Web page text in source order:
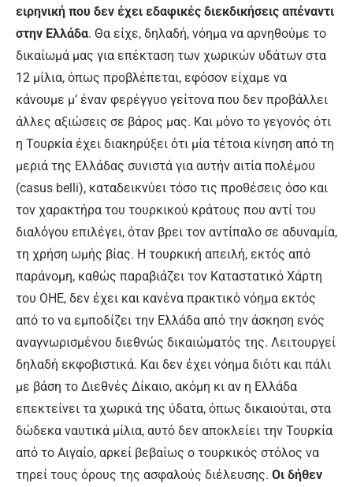
ειρηνική που δεν έχει εδαφικές διεκδικήσεις απέναντι
στην Ελλάδα. Θα είχε, δηλαδή, νόημα να αρνηθούμε το
δικαίωμά μας για επέκταση των χωρικών υδάτων στα
12 μίλια, όπως προβλέπεται, εφόσον είχαμε να
κάνουμε μ’ έναν φερέγγυο γείτονα που δεν προβάλλει
άλλες αξιώσεις σε βάρος μας. Και μόνο το γεγονός ότι
η Τουρκία έχει διακηρύξει ότι μία τέτοια κίνηση από τη
μεριά της Ελλάδας συνιστά για αυτήν αιτία πολέμου
(casus belli), καταδεικνύει τόσο τις προθέσεις όσο και
τον χαρακτήρα του τουρκικού κράτους που αντί του
διαλόγου επιλέγει, όταν βρει τον αντίπαλο σε αδυναμία,
τη χρήση ωμής βίας. Η τουρκική απειλή, εκτός από
παράνομη, καθώς παραβιάζει τον Καταστατικό Χάρτη
του ΟΗΕ, δεν έχει και κανένα πρακτικό νόημα εκτός
από το να εμποδίζει την Ελλάδα από την άσκηση ενός
αναγνωρισμένου διεθνώς δικαιώματός της. Λειτουργεί
δηλαδή εκφοβιστικά. Και δεν έχει νόημα διότι και πάλι
με βάση το Διεθνές Δίκαιο, ακόμη κι αν η Ελλάδα
επεκτείνει τα χωρικά της ύδατα, όπως δικαιούται, στα
δώδεκα ναυτικά μίλια, αυτό δεν αποκλείει την Τουρκία
από το Αιγαίο, αρκεί βεβαίως ο τουρκικός στόλος να
τηρεί τους όρους της ασφαλούς διέλευσης. Οι δήθεν